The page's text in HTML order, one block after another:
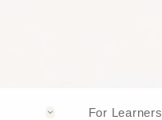
For Learners